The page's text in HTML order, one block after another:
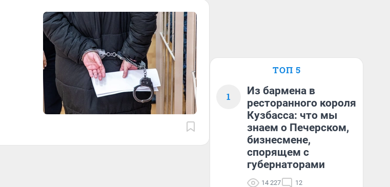
ТОП 5
1
Из бармена в
ресторанного короля
Кузбасса: что мы
знаем о Печерском,
бизнесмене,
спорящем с
губернаторами
14 227 12